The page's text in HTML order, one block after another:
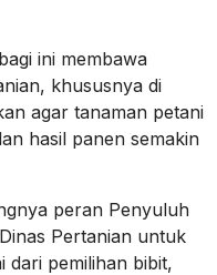
ini membawa
khususnya di
agar tanaman petani
hasil panen semakin
peran Penyuluh
Pertanian untuk
dari pemilihan bibit,